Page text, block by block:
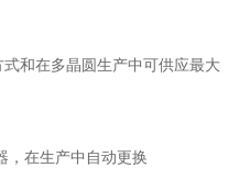
和在多晶圆生产中可供应最大
，在生产中自动更换